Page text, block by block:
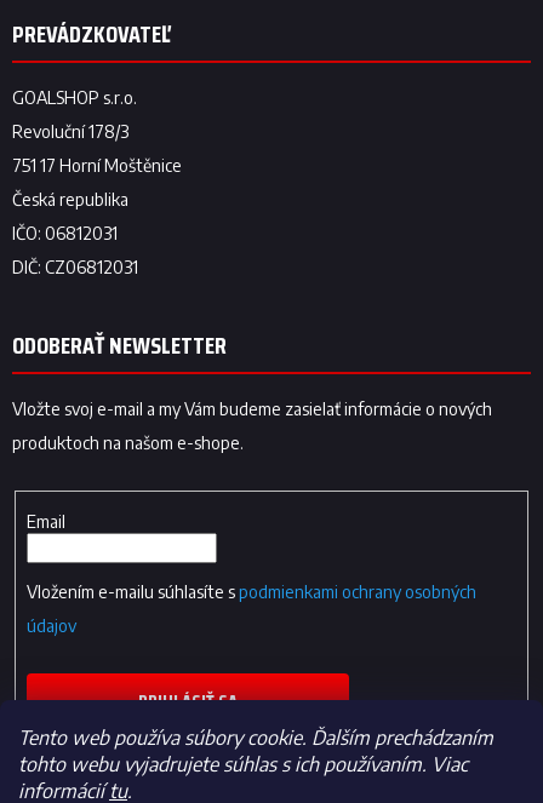
Tento web používa súbory cookie. Ďalším prechádzaním
tohto webu vyjadrujete súhlas s ich používaním. Viac
informáciítu.
ODOBERAŤ NEWSLETTER
Vložte svoj e-mail a my Vám budeme zasielať informácie o nových
produktoch na našom e-shope.
Email
Vložením e-mailu súhlasíte spodmienkami ochrany osobných
údajov
PRIHLÁSIŤ SA